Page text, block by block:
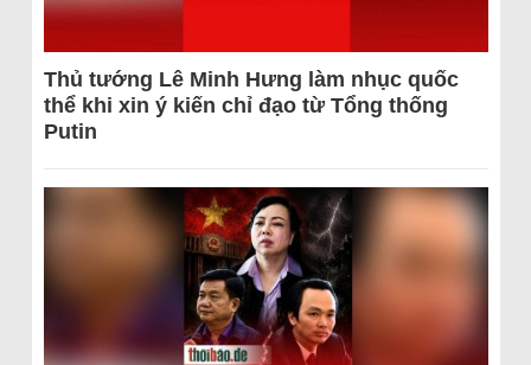
Thủ tướng Lê Minh Hưng làm nhục quốc
thể khi xin ý kiến chỉ đạo từ Tổng thống
Putin